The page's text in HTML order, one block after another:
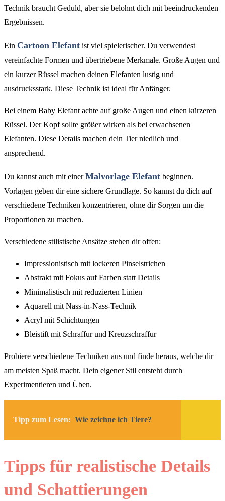
Technik braucht Geduld, aber sie belohnt dich mit beeindruckenden
Ergebnissen.
Ein Cartoon Elefant ist viel spielerischer. Du verwendest
vereinfachte Formen und übertriebene Merkmale. Große Augen und
ein kurzer Rüssel machen deinen Elefanten lustig und
ausdrucksstark. Diese Technik ist ideal für Anfänger.
Bei einem Baby Elefant achte auf große Augen und einen kürzeren
Rüssel. Der Kopf sollte größer wirken als bei erwachsenen
Elefanten. Diese Details machen dein Tier niedlich und
ansprechend.
Du kannst auch mit einerMalvorlage Elefant beginnen.
Vorlagen geben dir eine sichere Grundlage. So kannst du dich auf
verschiedene Techniken konzentrieren, ohne dir Sorgen um die
Proportionen zu machen.
Verschiedene stilistische Ansätze stehen dir offen:
Impressionistisch mit lockeren Pinselstrichen
Abstrakt mit Fokus auf Farben statt Details
Minimalistisch mit reduzierten Linien
Aquarell mit Nass-in-Nass-Technik
Acryl mit Schichtungen
Bleistift mit Schraffur und Kreuzschraffur
Probiere verschiedene Techniken aus und finde heraus, welche dir
am meisten Spaß macht. Dein eigener Stil entsteht durch
Experimentieren und Üben.
Tipp zum Lesen: Wie zeichne ich Tiere?
Tipps für realistische Details
und Schattierungen